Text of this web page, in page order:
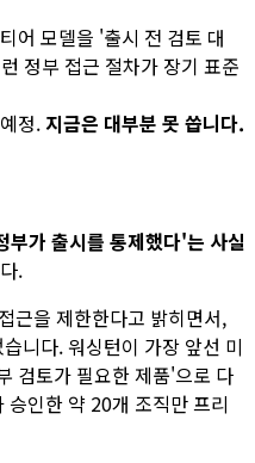
어 모델을 '출시 전 검토 대
정부 접근 절차가 장기 표준
정.지금은 대부분 못 씁니다.
부가 출시를 통제했다'는 사실
.
근을 제한한다고 밝히면서,
니다. 워싱턴이 가장 앞선 미
검토가 필요한 제품'으로 다
인한 약 20개 조직만 프리